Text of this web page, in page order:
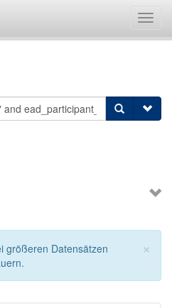
×
größeren Datensätzen